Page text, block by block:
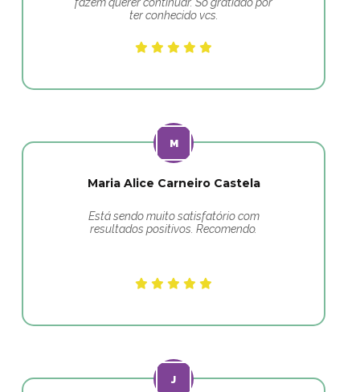
ter conhecido vcs.
Maria Alice Carneiro Castela
Está sendo muito satisfatório com
resultados positivos. Recomendo.